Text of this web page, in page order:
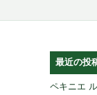
最近の投
ペキニエ